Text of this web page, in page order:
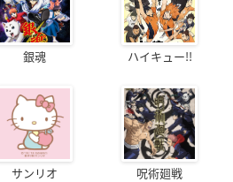
銀魂 ハイキュー!!
サンリオ 呪術廻戦